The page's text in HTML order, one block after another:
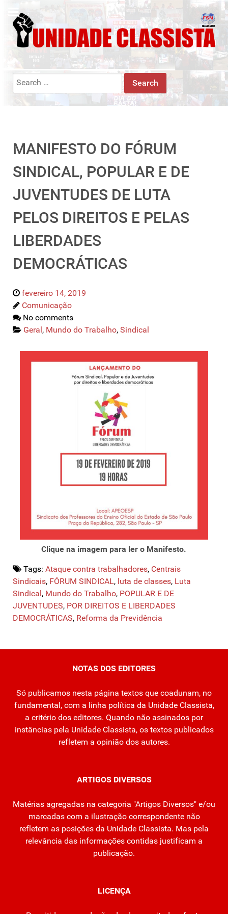
Search
MANIFESTO DO FÓRUM
SINDICAL, POPULAR E DE
JUVENTUDES DE LUTA
PELOS DIREITOS E PELAS
LIBERDADES
DEMOCRÁTICAS
fevereiro 14, 2019
Comunicação
No comments
Geral, Mundo do Trabalho, Sindical
Clique na imagem para ler o Manifesto.
Tags: Ataque contra trabalhadores, Centrais
Sindicais, FÓRUM SINDICAL, luta de classes, Luta
Sindical , Mundo do Trabalho, POPULAR E DE
JUVENTUDES, POR DIREITOS E LIBERDADES
DEMOCRÁTICAS, Reforma da Previdência
NOTAS DOS EDITORES
Só publicamos nesta página textos que coadunam, no
fundamental, com a linha política da Unidade Classista,
a critério dos editores. Quando não assinados por
instâncias pela Unidade Classista, os textos publicados
refletem a opinião dos autores.
ARTIGOS DIVERSOS
Matérias agregadas na categoria "Artigos Diversos" e/ou
marcadas com a ilustração correspondente não
refletem as posições da Unidade Classista. Mas pela
relevância das informações contidas justificam a
publicação.
LICENÇA